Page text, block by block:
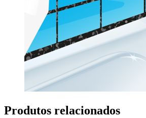
Produtos relacionados